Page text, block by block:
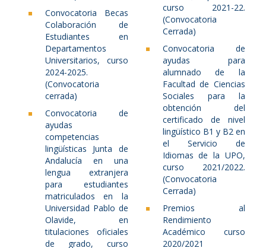
Convocatoria Becas
Colaboración de
Estudiantes en
Departamentos
Universitarios, curso
2024-2025.
(Convocatoria
cerrada)
Convocatoria de
ayudas
competencias
lingüísticas Junta de
Andalucía en una
lengua extranjera
para estudiantes
matriculados en la
Universidad Pablo de
Olavide, en
titulaciones oficiales
de grado, curso
curso 2021-22.
(Convocatoria
Cerrada)
Convocatoria de
ayudas para
alumnado de la
Facultad de Ciencias
Sociales para la
obtención del
certificado de nivel
lingüístico B1 y B2 en
el Servicio de
Idiomas de la UPO,
curso 2021/2022.
(Convocatoria
Cerrada)
Premios al
Rendimiento
Académico curso
2020/2021